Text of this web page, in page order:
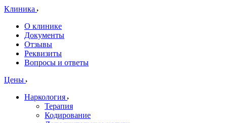
Клиника
О клинике
Документы
Отзывы
Реквизиты
Вопросы и ответы
Цены
Наркология
Терапия
Кодирование